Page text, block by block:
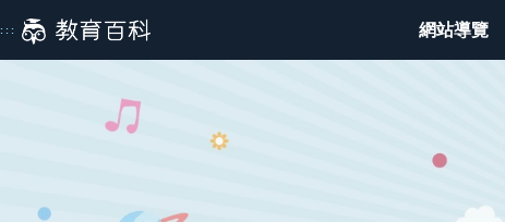
到
主
::: 網站導覽